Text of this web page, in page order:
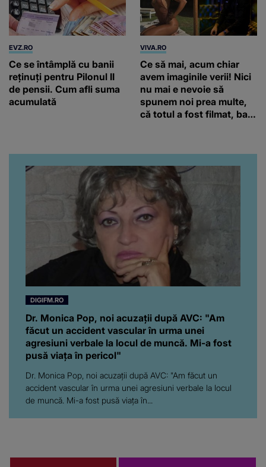
EVZ.RO
Ce se întâmplă cu banii
reținuți pentru Pilonul II
de pensii. Cum afli suma
acumulată
VIVA.RO
Ce să mai, acum chiar
avem imaginile verii! Nici
nu mai e nevoie să
spunem noi prea multe,
că totul a fost filmat, ba
da, frumoasa iubită a lui
Florin Ristei e...
DIGIFM.RO
Dr. Monica Pop, noi acuzații după AVC: "Am
făcut un accident vascular în urma unei
agresiuni verbale la locul de muncă. Mi-a fost
pusă viața în pericol"
Dr. Monica Pop, noi acuzații după AVC: "Am făcut un
accident vascular în urma unei agresiuni verbale la locul
de muncă. Mi-a fost pusă viața în...